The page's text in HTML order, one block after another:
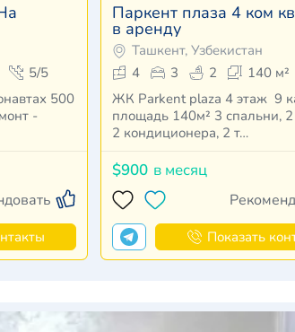
5/5
500
-
Паркент плаза 4 ком
в аренду
Ташкент, Узбекистан
4
3 2
140 м²
ЖК Parkent plaza 4 этаж 9 ка
площадь 140м² 3 спальни, 2
2 кондиционера, 2 т…
$900 в месяц
Показать